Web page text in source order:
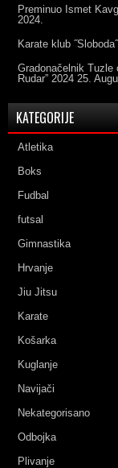
Preminuo Ismet
2024.
Karate klub
Gradonačelnik Tuzle
Rudar” 2024 25.
KATEGORIJE
Atletika
Boks
Fudbal
futsal
Gimnastika
Hrvanje
Jiu Jitsu
Karate
Košarka
Kuglanje
Navijači
Nekategorisano
Odbojka
Plivanje